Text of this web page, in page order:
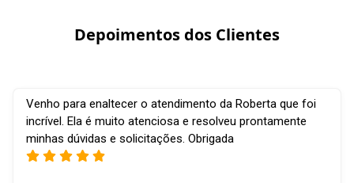
Depoimentos dos Clientes
Venho para enaltecer o atendimento da Roberta que foi
incrível. Ela é muito atenciosa e resolveu prontamente
minhas dúvidas e solicitações. Obrigada